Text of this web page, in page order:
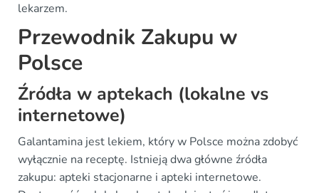
lekarzem.
Przewodnik Zakupu w
Polsce
Źródła w aptekach (lokalne vs
internetowe)
Galantamina jest lekiem, który w Polsce można zdobyć
wyłącznie na receptę. Istnieją dwa główne źródła
zakupu: apteki stacjonarne i apteki internetowe.